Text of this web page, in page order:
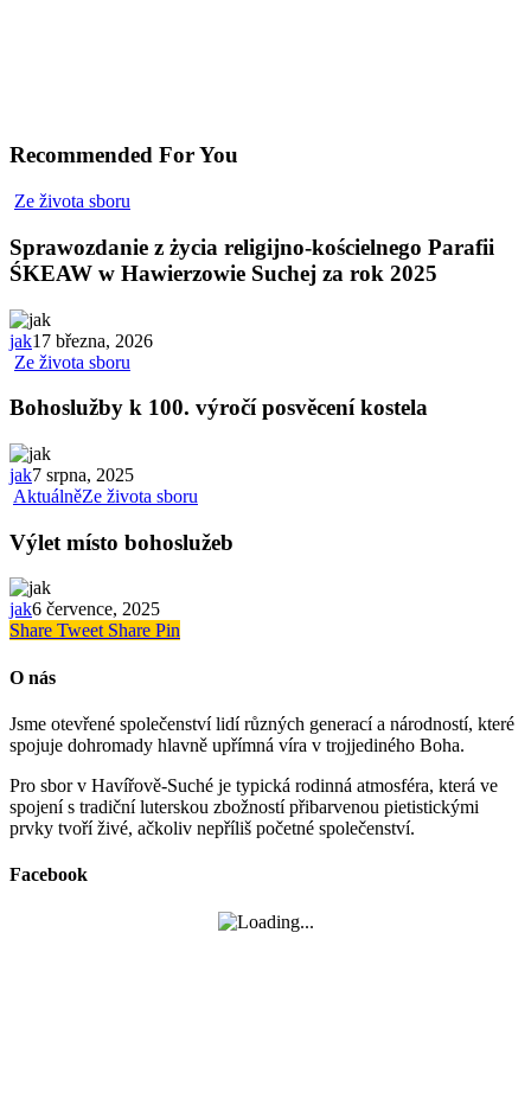
Recommended For You
Ze života sboru
Sprawozdanie z życia religijno-kościelnego Parafii
ŚKEAW w Hawierzowie Suchej za rok 2025
jak17 března, 2026
Ze života sboru
Bohoslužby k 100. výročí posvěcení kostela
jak7 srpna, 2025
AktuálněZe života sboru
Výlet místo bohoslužeb
jak6 července, 2025
Share Tweet Share Pin
O nás
Jsme otevřené společenství lidí různých generací a národností, které
spojuje dohromady hlavně upřímná víra v trojjediného Boha.
Pro sbor v Havířově-Suché je typická rodinná atmosféra, která ve
spojení s tradiční luterskou zbožností přibarvenou pietistickými
prvky tvoří živé, ačkoliv nepříliš početné společenství.
Facebook